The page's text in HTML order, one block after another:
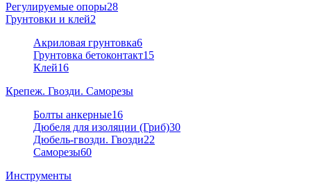
Регулируемые опоры28
Грунтовки и клей2
Акриловая грунтовка6
Грунтовка бетоконтакт15
Клей16
Крепеж. Гвозди. Саморезы
Болты анкерные16
Дюбеля для изоляции (Гриб)30
Дюбель-гвозди. Гвозди22
Саморезы60
Инструменты